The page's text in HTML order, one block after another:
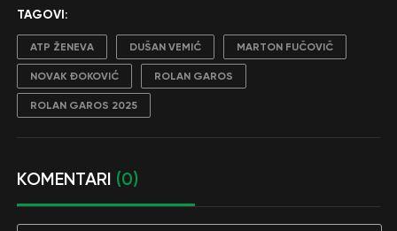
TAGOVI:
ATP ŽENEVA DUŠAN VEMIĆ MARTON FUČOVIČ
NOVAK ĐOKOVIĆ ROLAN GAROS
ROLAN GAROS 2025
KOMENTARI (0)